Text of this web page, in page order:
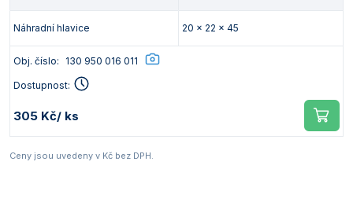
Náhradní hlavice 20 x 22 x 45
Obj. číslo: 130 950 016 011
Dostupnost:
305 Kč/ ks
Ceny jsou uvedeny v Kč bez DPH.